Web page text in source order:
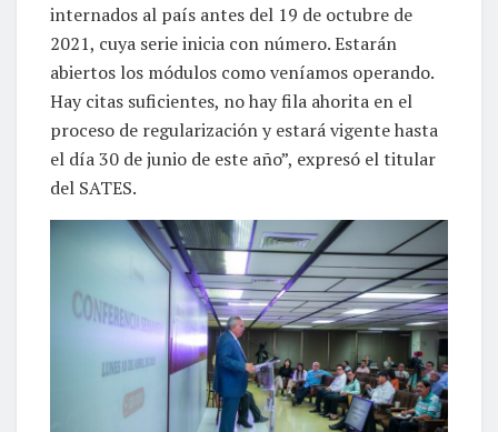
internados al país antes del 19 de octubre de
2021, cuya serie inicia con número. Estarán
abiertos los módulos como veníamos operando.
Hay citas suficientes, no hay fila ahorita en el
proceso de regularización y estará vigente hasta
el día 30 de junio de este año”, expresó el titular
del SATES.